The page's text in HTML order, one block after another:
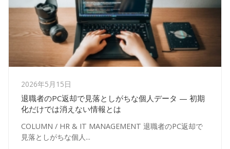
2026年5月15日
退職者のPC返却で見落としがちな個人データ — 初期
化だけでは消えない情報とは
COLUMN / HR & IT MANAGEMENT 退職者のPC返却で
見落としがちな個人...